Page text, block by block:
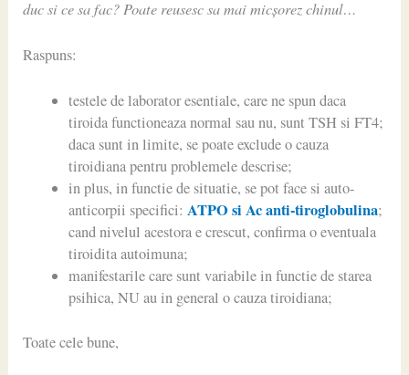
duc si ce sa fac? Poate reusesc sa mai micșorez chinul…
Raspuns:
testele de laborator esentiale, care ne spun daca
tiroida functioneaza normal sau nu, sunt TSH si FT4;
daca sunt in limite, se poate exclude o cauza
tiroidiana pentru problemele descrise;
in plus, in functie de situatie, se pot face si auto-
anticorpii specifici: ATPO si Ac anti-tiroglobulina;
cand nivelul acestora e crescut, confirma o eventuala
tiroidita autoimuna;
manifestarile care sunt variabile in functie de starea
psihica, NU au in general o cauza tiroidiana;
Toate cele bune,